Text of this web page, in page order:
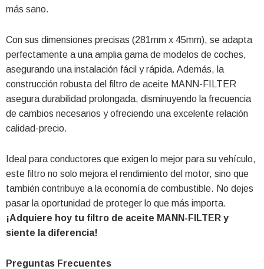
más sano.
Con sus dimensiones precisas (281mm x 45mm), se adapta
perfectamente a una amplia gama de modelos de coches,
asegurando una instalación fácil y rápida. Además, la
construcción robusta del filtro de aceite MANN-FILTER
asegura durabilidad prolongada, disminuyendo la frecuencia
de cambios necesarios y ofreciendo una excelente relación
calidad-precio.
Ideal para conductores que exigen lo mejor para su vehículo,
este filtro no solo mejora el rendimiento del motor, sino que
también contribuye a la economía de combustible. No dejes
pasar la oportunidad de proteger lo que más importa.
¡Adquiere hoy tu filtro de aceite MANN-FILTER y
siente la diferencia!
Preguntas Frecuentes